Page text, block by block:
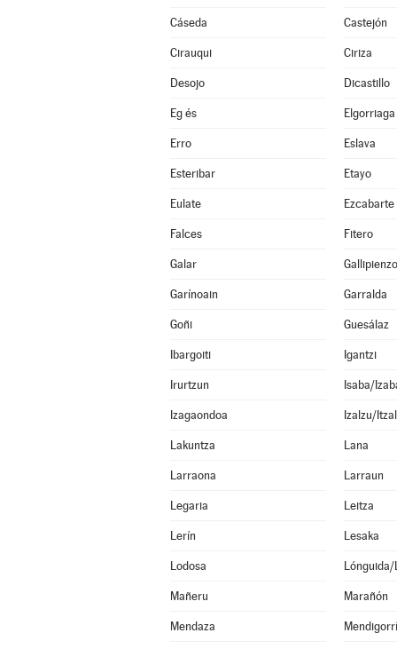
Cáseda Castejón
Cirauqui Ciriza
Desojo Dicastillo
Eg és Elgorriaga
Erro Eslava
Esteribar Etayo
Eulate Ezcabarte
Falces Fitero
Galar Gallipienzo
Garínoain Garralda
Goñi Guesálaz
Ibargoiti Igantzi
Irurtzun Isaba/
Izagaondoa Izalzu/
Lakuntza Lana
Larraona Larraun
Legaria Leitza
Lerín Lesaka
Lodosa Lónguida/
Mañeru Marañón
Mendaza